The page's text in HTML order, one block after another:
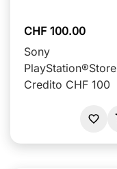
CHF 100.00
Sony
PlayStation®Store
Credito CHF 100